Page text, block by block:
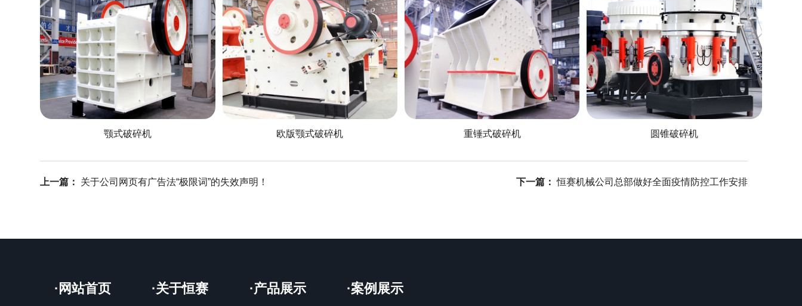
颚式破碎机 欧版颚式破碎机 重锤式破碎机 圆锥破碎机
上一篇： 关于公司网页有广告法“极限词”的失效声明！ 下一篇： 恒赛机械公司总部做好全面疫情防控工作安排
·网站首页 ·关于恒赛 ·产品展示 ·案例展示